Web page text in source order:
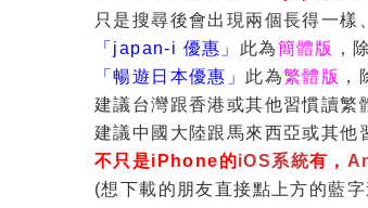
只是搜尋後會出現兩個長得一樣
「japan-i 優惠」 此為簡體版
，
「暢遊日本優惠」 此為繁體版
建議台灣跟香港或其他習慣讀繁
建議中國大陸跟馬來西亞或其他
不只是iPhone的iOS系統有，
(想下載的朋友直接點上方的藍